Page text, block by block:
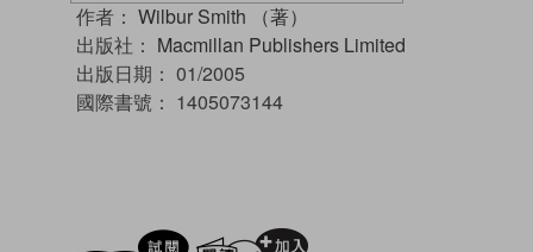
作者： Wilbur Smith （著）
出版社： Macmillan Publishers Limited
出版日期： 01/2005
國際書號： 1405073144
試閲